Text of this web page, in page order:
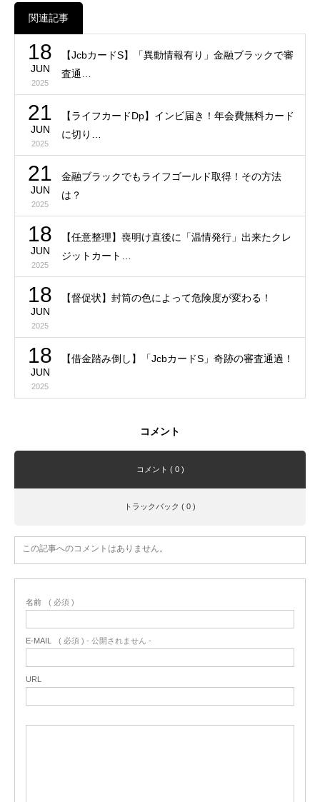
関連記事
18
JUN
2025
【JcbカードS】「異動情報有り」金融ブラックで審
査通…
21
JUN
2025
【ライフカードDp】インビ届き！年会費無料カード
に切り…
21
JUN
2025
金融ブラックでもライフゴールド取得！その方法
は？
18
JUN
2025
【任意整理】喪明け直後に「温情発行」出来たクレ
ジットカート…
18
JUN
2025
【督促状】封筒の色によって危険度が変わる！
18
JUN
2025
【借金踏み倒し】「JcbカードS」奇跡の審査通過！
コメント
コメント ( 0 )
トラックバック ( 0 )
この記事へのコメントはありません。
名前 ( 必須 )
E-MAIL ( 必須 ) - 公開されません -
URL